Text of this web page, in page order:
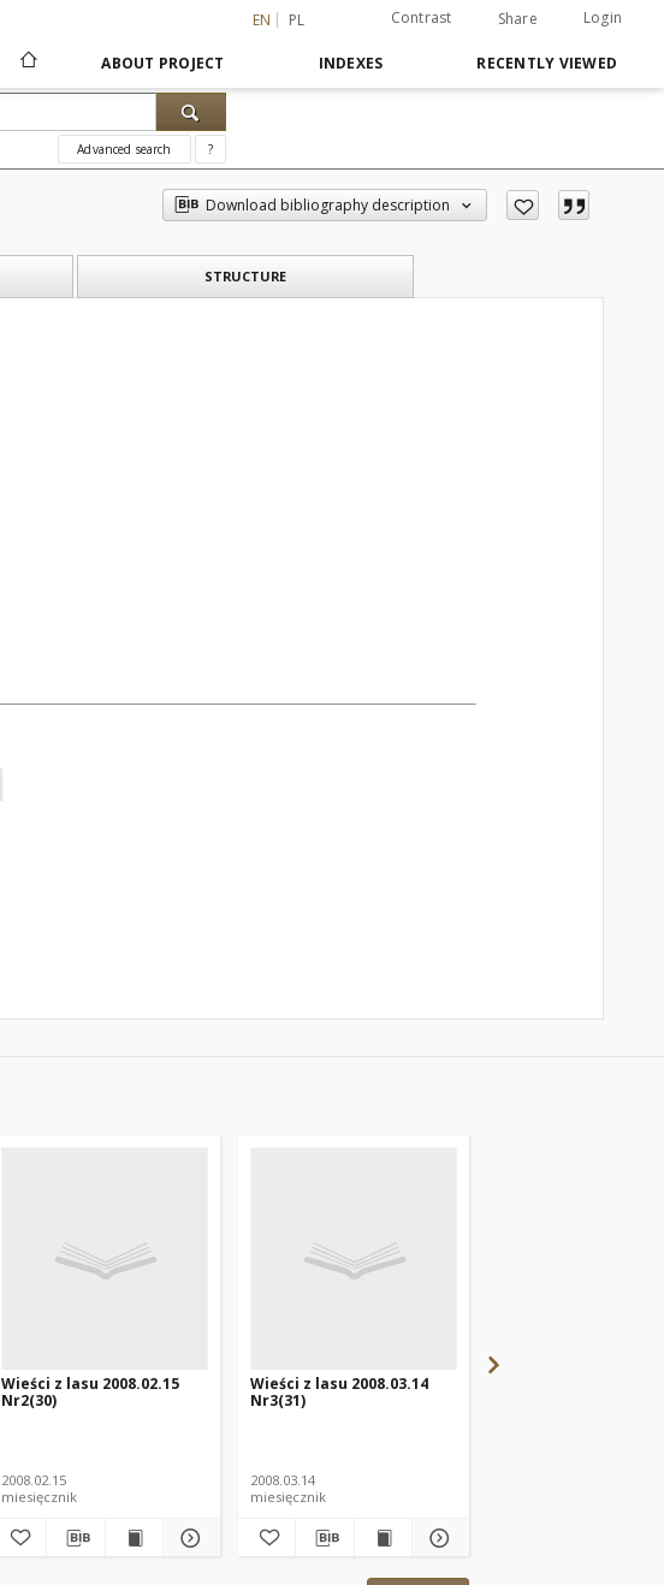
EN PL Contrast Share Login
ABOUT PROJECT INDEXES RECENTLY VIEWED
Advanced search ?
Download bibliography description
STRUCTURE
Wieści z lasu 2008.02.15
Nr2(30)
2008.02.15
miesięcznik
Wieści z lasu 2008.03.14
Nr3(31)
2008.03.14
miesięcznik